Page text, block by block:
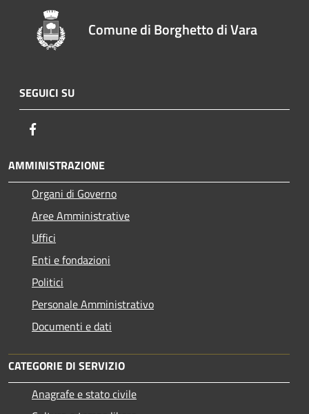
Comune di Borghetto di Vara
SEGUICI SU
AMMINISTRAZIONE
Organi di Governo
Aree Amministrative
Uffici
Enti e fondazioni
Politici
Personale Amministrativo
Documenti e dati
CATEGORIE DI SERVIZIO
Anagrafe e stato civile